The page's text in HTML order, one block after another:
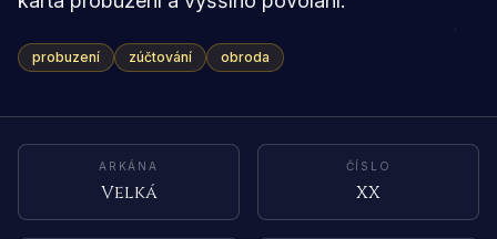
probuzení zúčtování obroda
ARKÁNA
Velká
ČÍSLO
XX